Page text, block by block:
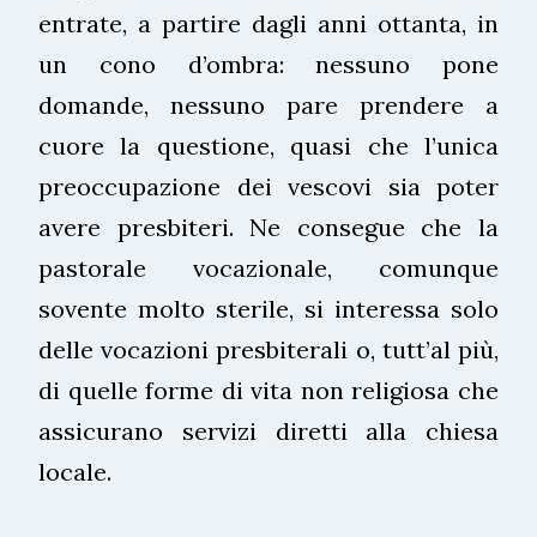
entrate, a partire dagli anni ottanta, in
un cono d’ombra: nessuno pone
domande, nessuno pare prendere a
cuore la questione, quasi che l’unica
preoccupazione dei vescovi sia poter
avere presbiteri. Ne consegue che la
pastorale vocazionale, comunque
sovente molto sterile, si interessa solo
delle vocazioni presbiterali o, tutt’al più,
di quelle forme di vita non religiosa che
assicurano servizi diretti alla chiesa
locale.